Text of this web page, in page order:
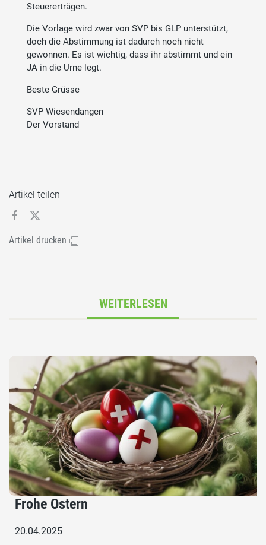
Steuererträgen.
Die Vorlage wird zwar von SVP bis GLP unterstützt,
doch die Abstimmung ist dadurch noch nicht
gewonnen. Es ist wichtig, dass ihr abstimmt und ein
JA in die Urne legt.
Beste Grüsse
SVP Wiesendangen
Der Vorstand
Artikel teilen
Artikel drucken
WEITERLESEN
Frohe Ostern
20.04.2025